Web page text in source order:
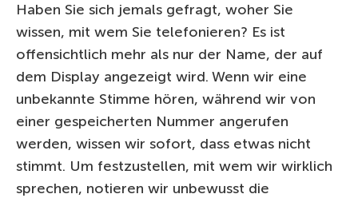
Haben Sie sich jemals gefragt, woher Sie
wissen, mit wem Sie telefonieren? Es ist
offensichtlich mehr als nur der Name, der auf
dem Display angezeigt wird. Wenn wir eine
unbekannte Stimme hören, während wir von
einer gespeicherten Nummer angerufen
werden, wissen wir sofort, dass etwas nicht
stimmt. Um festzustellen, mit wem wir wirklich
sprechen, notieren wir unbewusst die